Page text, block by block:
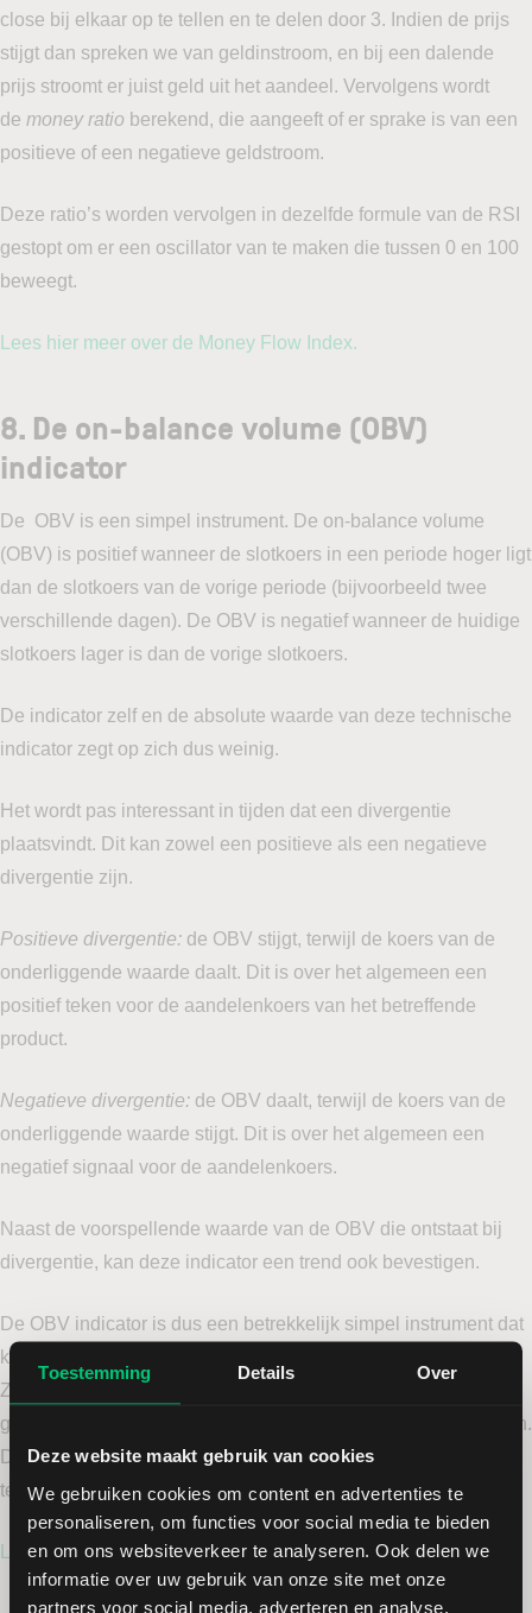
Toestemming Details Over
Deze website maakt gebruik van cookies
We gebruiken cookies om content en advertenties te
personaliseren, om functies voor social media te bieden
en om ons websiteverkeer te analyseren. Ook delen we
informatie over uw gebruik van onze site met onze
partners voor social media, adverteren en analyse.
close bij elkaar op te tellen en te delen door 3. Indien de prijs
stijgt dan spreken we van geldinstroom, en bij een dalende
prijs stroomt er juist geld uit het aandeel. Vervolgens wordt
de money ratio berekend, die aangeeft of er sprake is van een
positieve of een negatieve geldstroom.
Deze ratio’s worden vervolgen in dezelfde formule van de RSI
gestopt om er een oscillator van te maken die tussen 0 en 100
beweegt.
Lees hier meer over de Money Flow Index.
8. De on-balance volume (OBV)
indicator
De OBV is een simpel instrument. De on-balance volume
(OBV) is positief wanneer de slotkoers in een periode hoger ligt
dan de slotkoers van de vorige periode (bijvoorbeeld twee
verschillende dagen). De OBV is negatief wanneer de huidige
slotkoers lager is dan de vorige slotkoers.
De indicator zelf en de absolute waarde van deze technische
indicator zegt op zich dus weinig.
Het wordt pas interessant in tijden dat een divergentie
plaatsvindt. Dit kan zowel een positieve als een negatieve
divergentie zijn.
Positieve divergentie: de OBV stijgt, terwijl de koers van de
onderliggende waarde daalt. Dit is over het algemeen een
positief teken voor de aandelenkoers van het betreffende
product.
Negatieve divergentie: de OBV daalt, terwijl de koers van de
onderliggende waarde stijgt. Dit is over het algemeen een
negatief signaal voor de aandelenkoers.
Naast de voorspellende waarde van de OBV die ontstaat bij
divergentie, kan deze indicator een trend ook bevestigen.
De OBV indicator is dus een betrekkelijk simpel instrument dat
koop- en verkoopdruk meet aan de hand van handelsvolumes.
Zoals eigenlijk voor alle technische indicatoren geldt, is het
geen goed idee om de indicator alleen op zichzelf te gebruiken.
De indicator werkt uitstekend in combinatie met andere
technische indicatoren.
Lees hier meer over de OBV indicator.